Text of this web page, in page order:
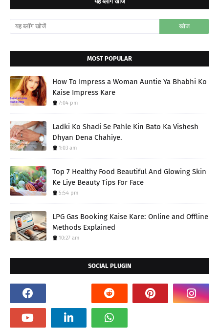
MOST POPULAR
How To Impress a Woman Auntie Ya Bhabhi Ko
Kaise Impress Kare
7:04 pm
Ladki Ko Shadi Se Pahle Kin Bato Ka Vishesh
Dhyan Dena Chahiye.
1:03 am
Top 7 Healthy Food Beautiful And Glowing Skin
Ke Liye Beauty Tips For Face
5:54 pm
LPG Gas Booking Kaise Kare: Online and Offline
Methods Explained
10:27 am
SOCIAL PLUGIN